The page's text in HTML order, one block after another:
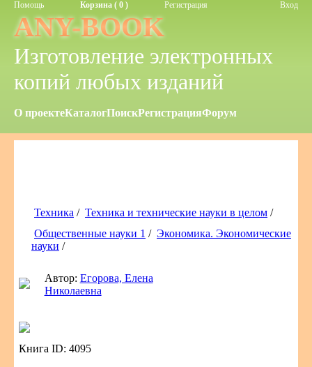
Помощь Корзина ( 0 ) Регистрация Вход
ANY-BOOK
Изготовление электронных
копий любых изданий
О проектеКаталогПоискРегистрацияФорум
Техника / Техника и технические науки в целом /
Общественные науки 1 / Экономика. Экономические
науки /
Автор: Егорова, Елена
Николаевна
Книга ID: 4095